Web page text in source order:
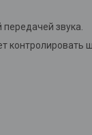
звука.